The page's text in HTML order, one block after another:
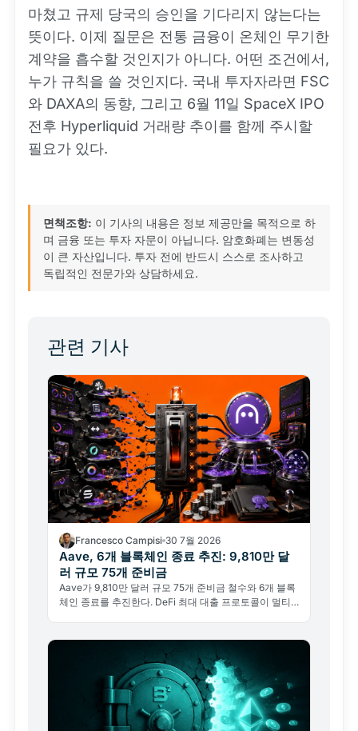
마쳤고 규제 당국의 승인을 기다리지 않는다는
뜻이다. 이제 질문은 전통 금융이 온체인 무기한
계약을 흡수할 것인지가 아니다. 어떤 조건에서,
누가 규칙을 쓸 것인지다. 국내 투자자라면 FSC
와 DAXA의 동향, 그리고 6월 11일 SpaceX IPO
전후 Hyperliquid 거래량 추이를 함께 주시할
필요가 있다.
면책조항: 이 기사의 내용은 정보 제공만을 목적으로 하
며 금융 또는 투자 자문이 아닙니다. 암호화폐는 변동성
이 큰 자산입니다. 투자 전에 반드시 스스로 조사하고
독립적인 전문가와 상담하세요.
관련 기사
Francesco Campisi 30 7월 2026
Aave, 6개 블록체인 종료 추진: 9,810만 달
러 규모 75개 준비금
Aave가 9,810만 달러 규모 75개 준비금 철수와 6개 블록
체인 종료를 추진한다. DeFi 최대 대출 프로토콜이 멀티